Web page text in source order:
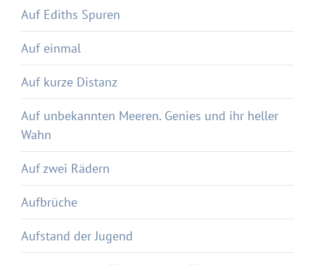
Auf Ediths Spuren
Auf einmal
Auf kurze Distanz
Auf unbekannten Meeren. Genies und ihr heller
Wahn
Auf zwei Rädern
Aufbrüche
Aufstand der Jugend